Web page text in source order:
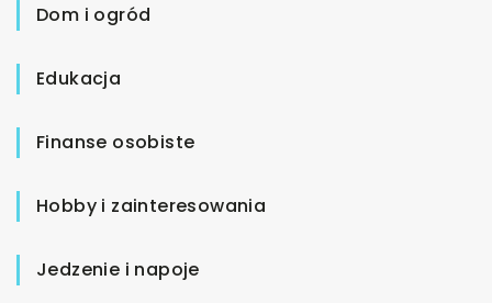
Dom i ogród
Edukacja
Finanse osobiste
Hobby i zainteresowania
Jedzenie i napoje